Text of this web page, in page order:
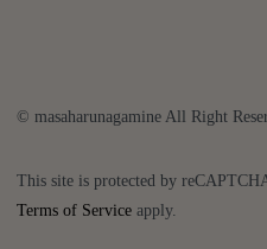
© masaharunagamine All Right
This site is protected by
Terms of Service apply.